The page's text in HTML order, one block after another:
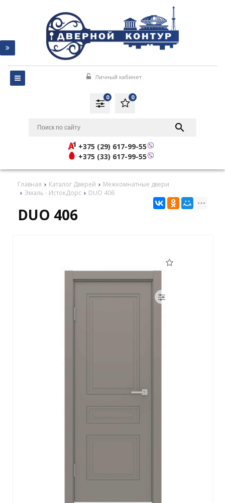
0
0
Личный кабинет
+375 (29) 617-99-55
+375 (33) 617-99-55
Главная Каталог Дверей
Межкомнатные двери
Эмаль - ИстокДорс
DUO 406
DUO 406